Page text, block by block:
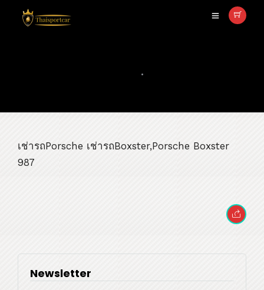
•
เช่ารถPorsche เช่ารถBoxster,Porsche Boxster
987
Newsletter